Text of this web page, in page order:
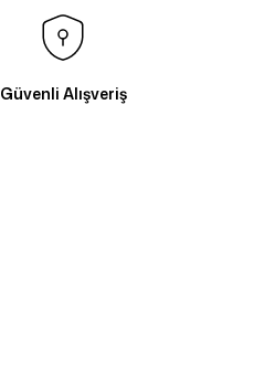
Güvenli Alışveriş